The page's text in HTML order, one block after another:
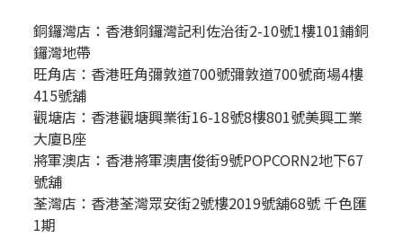
銅鑼灣店： 香港銅鑼灣記利佐治街2-10號1樓101鋪銅
鑼灣地帶
旺角店：香港旺角彌敦道700號彌敦道700號商場4樓
415號舖
觀塘店：香港觀塘興業街16-18號8樓801號美興工業
大廈B座
將軍澳店：香港將軍澳唐俊街9號POPCORN2地下67
號舖
荃灣店：香港荃灣眾安街2號樓2019號舖68號 千色匯
1期